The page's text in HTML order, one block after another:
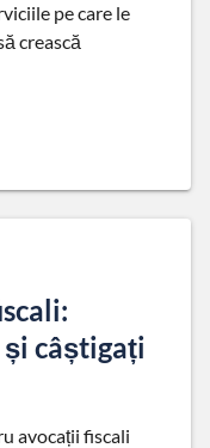
pe care le
crească
câștigați
avocații fiscali